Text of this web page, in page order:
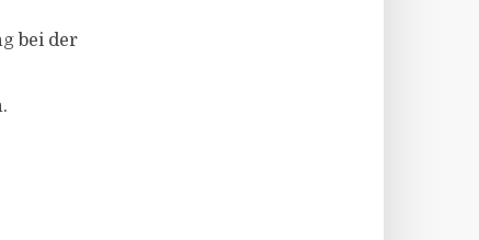
bei der